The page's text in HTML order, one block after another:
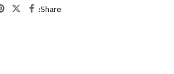
Share: